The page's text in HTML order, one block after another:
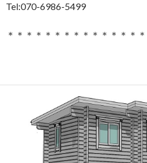
Tel:070-6986-5499
＊＊＊＊＊＊＊＊＊＊＊＊＊＊